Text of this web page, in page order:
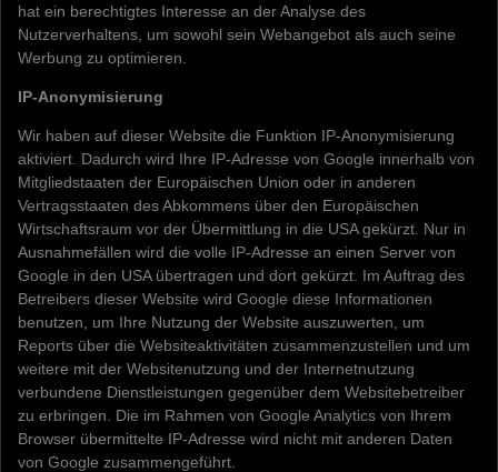
hat ein berechtigtes Interesse an der Analyse des
Nutzerverhaltens, um sowohl sein Webangebot als auch seine
Werbung zu optimieren.
IP-Anonymisierung
Wir haben auf dieser Website die Funktion IP-Anonymisierung
aktiviert. Dadurch wird Ihre IP-Adresse von Google innerhalb von
Mitgliedstaaten der Europäischen Union oder in anderen
Vertragsstaaten des Abkommens über den Europäischen
Wirtschaftsraum vor der Übermittlung in die USA gekürzt. Nur in
Ausnahmefällen wird die volle IP-Adresse an einen Server von
Google in den USA übertragen und dort gekürzt. Im Auftrag des
Betreibers dieser Website wird Google diese Informationen
benutzen, um Ihre Nutzung der Website auszuwerten, um
Reports über die Websiteaktivitäten zusammenzustellen und um
weitere mit der Websitenutzung und der Internetnutzung
verbundene Dienstleistungen gegenüber dem Websitebetreiber
zu erbringen. Die im Rahmen von Google Analytics von Ihrem
Browser übermittelte IP-Adresse wird nicht mit anderen Daten
von Google zusammengeführt.